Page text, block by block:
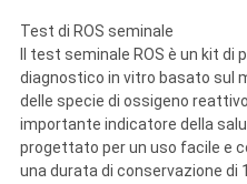
PRIVACY
POLICY
Test di ROS seminale
Il test seminale ROS è un kit
diagnostico in vitro basato sul
delle specie di ossigeno
importante indicatore della
progettato per un uso facile e
una durata di conservazione di